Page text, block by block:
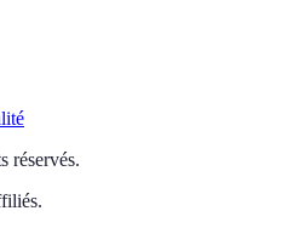
réservés.